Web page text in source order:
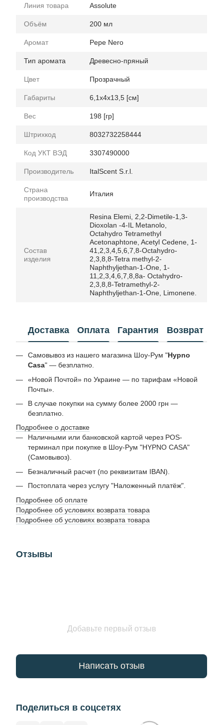
Линия товара Assolute
Объём 200 мл
Аромат Pepe Nero
Тип аромата Древесно-пряный
Цвет Прозрачный
Габариты 6,1x4x13,5 [см]
Вес 198 [гр]
Штрихкод 8032732258444
Код УКТ ВЭД 3307490000
Производитель ItalScent S.r.l.
Страна
производства
Италия
Состав
изделия
Resina Elemi, 2,2-Dimetile-1,3-
Dioxolan -4-IL Metanolo,
Octahydro Tetramethyl
Acetonaphtone, Acetyl Cedene, 1-
41,2,3,4,5,6,7,8-Octahydro-
2,3,8,8-Tetra methyl-2-
Naphthyljethan-1-One, 1-
11,2,3,4,6,7,8,8a- Octahydro-
2,3,8,8-Tetramethyl-2-
Naphthyljethan-1-One, Limonene.
Доставка Оплата Гарантия Возврат
Самовывоз из нашего магазина Шоу-Рум "Hypno
Casa" — безплатно.
«Новой Почтой» по Украине — по тарифам «Новой
Почты».
В случае покупки на сумму более 2000 грн —
безплатно.
Подробнее о доставке
Наличными или банковской картой через POS-
терминал при покупке в Шоу-Рум "HYPNO CASA"
(Самовывоз).
Безналичный расчет (по реквизитам IBAN).
Постоплата через услугу "Наложенный платёж".
Подробнее об оплате
Подробнее об условиях возврата товара
Подробнее об условиях возврата товара
Отзывы
Добавьте первый отзыв
Написать отзыв
Поделиться в соцсетях